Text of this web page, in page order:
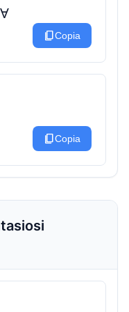
content_copyCopia
content_copyCopia